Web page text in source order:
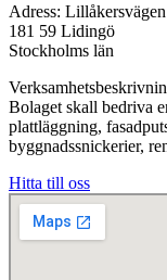
Adress: Lillåkersvägen
181 59 Lidingö
Stockholms län
Bolaget skall bedriva
plattläggning,
byggnadssnickerier,
Hitta till oss